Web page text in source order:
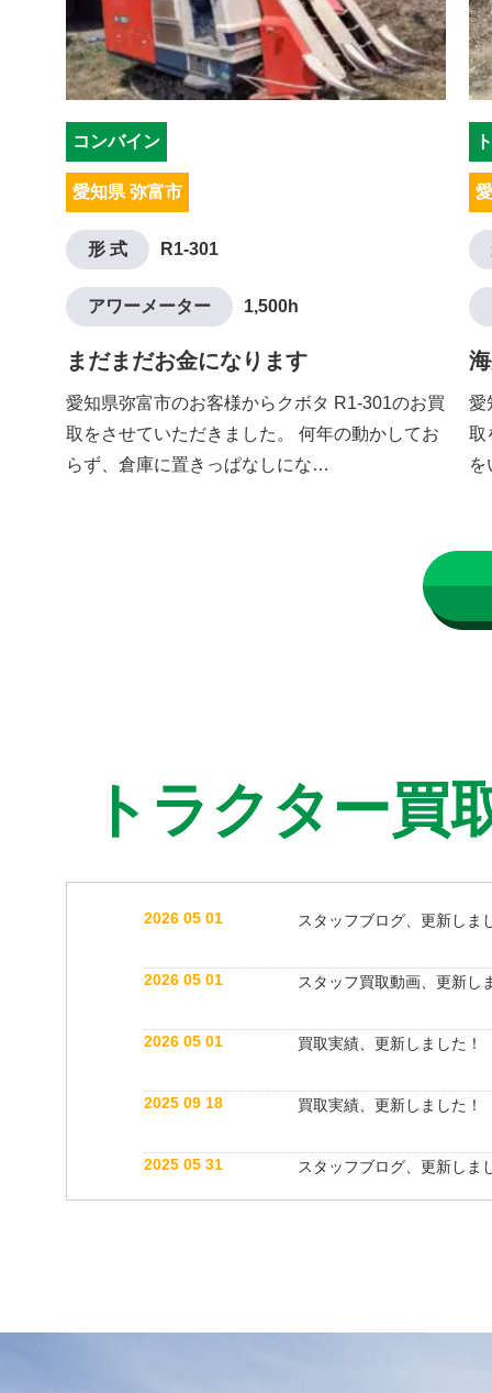
コンバイン
愛知県 弥富市
形 式 R1-301
アワーメーター 1,500h
まだまだお金になります
愛知県弥富市のお客様からクボタ R1-301のお買
取をさせていただきました。 何年の動かしてお
らず、倉庫に置きっぱなしにな…
愛
取
トラクター買
2026 05 01 スタッフブログ、更新しま
2026 05 01 スタッフ買取動画、更新し
2026 05 01 買取実績、更新しました！
2025 09 18 買取実績、更新しました！
2025 05 31 スタッフブログ、更新しま